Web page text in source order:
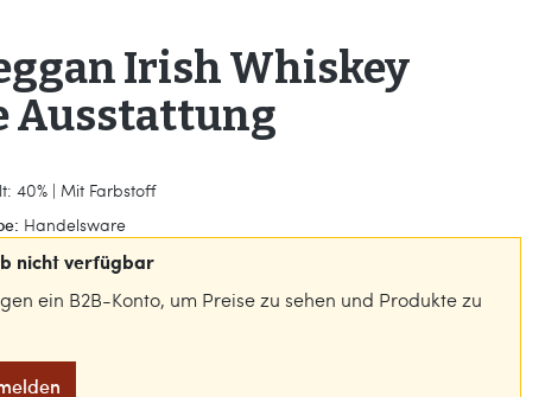
Irish Whiskey
Ausstattung
40% | Mit Farbstoff
Handelsware
nicht verfügbar
ein B2B-Konto, um Preise zu sehen und Produkte zu